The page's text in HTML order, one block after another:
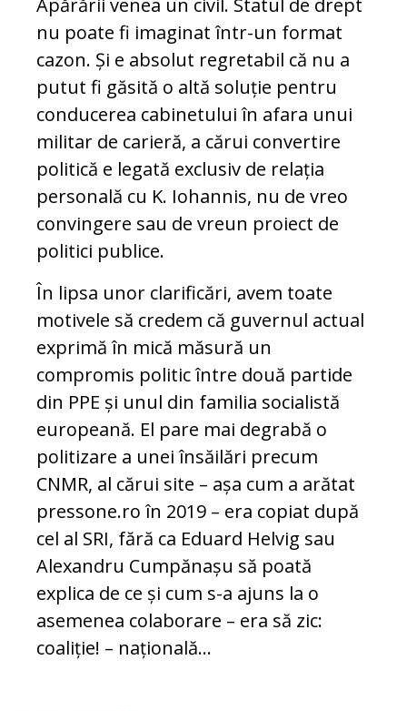
Apărării venea un civil. Statul de drept
nu poate fi imaginat într-un format
cazon. Și e absolut regretabil că nu a
putut fi găsită o altă soluție pentru
conducerea cabinetului în afara unui
militar de carieră, a cărui convertire
politică e legată exclusiv de relația
personală cu K. Iohannis, nu de vreo
convingere sau de vreun proiect de
politici publice.
În lipsa unor clarificări, avem toate
motivele să credem că guvernul actual
exprimă în mică măsură un
compromis politic între două partide
din PPE și unul din familia socialistă
europeană. El pare mai degrabă o
politizare a unei însăilări precum
CNMR, al cărui site – așa cum a arătat
pressone.ro în 2019 – era copiat după
cel al SRI, fără ca Eduard Helvig sau
Alexandru Cumpănașu să poată
explica de ce și cum s-a ajuns la o
asemenea colaborare – era să zic:
coaliție! – națională...